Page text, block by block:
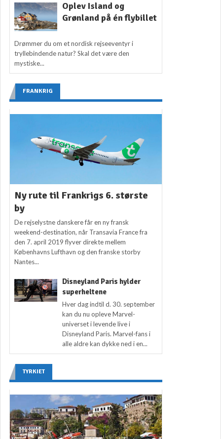
Oplev Island og
Grønland på én flybillet
Drømmer du om et nordisk rejseeventyr i
tryllebindende natur? Skal det være den
mystiske...
FRANKRIG
Ny rute til Frankrigs 6. største
by
De rejselystne danskere får en ny fransk
weekend-destination, når Transavia France fra
den 7. april 2019 flyver direkte mellem
Københavns Lufthavn og den franske storby
Nantes...
Disneyland Paris hylder
superheltene
Hver dag indtil d. 30. september
kan du nu opleve Marvel-
universet i levende live i
Disneyland Paris. Marvel-fans i
alle aldre kan dykke ned i en...
TYRKIET